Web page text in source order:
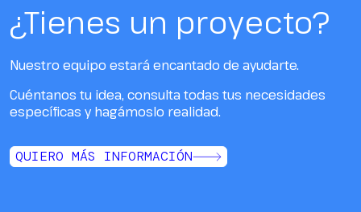
¿Tienes un proyecto?
Nuestro equipo estará encantado de ayudarte.
Cuéntanos tu idea, consulta todas tus necesidades
específicas y hagámoslo realidad.
QUIERO MÁS INFORMACIÓN